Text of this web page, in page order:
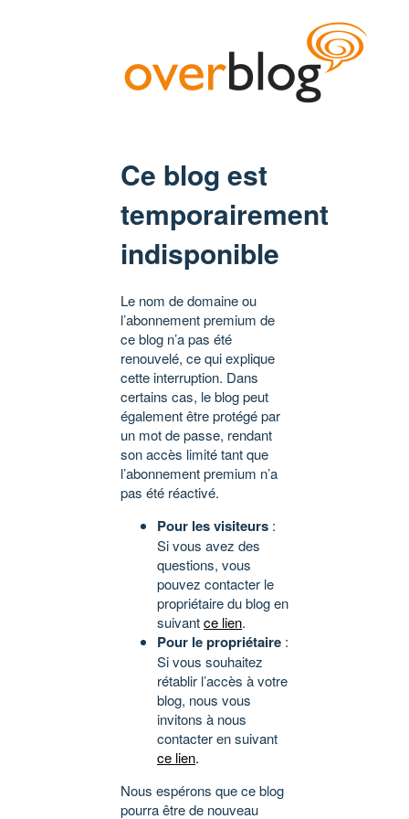
Ce blog est
temporairement
indisponible
Le nom de domaine ou
l’abonnement premium de
ce blog n’a pas été
renouvelé, ce qui explique
cette interruption. Dans
certains cas, le blog peut
également être protégé par
un mot de passe, rendant
son accès limité tant que
l’abonnement premium n’a
pas été réactivé.
Pour les visiteurs :
Si vous avez des
questions, vous
pouvez contacter le
propriétaire du blog en
suivantce lien.
Pour le propriétaire :
Si vous souhaitez
rétablir l’accès à votre
blog, nous vous
invitons à nous
contacter en suivant
ce lien.
Nous espérons que ce blog
pourra être de nouveau